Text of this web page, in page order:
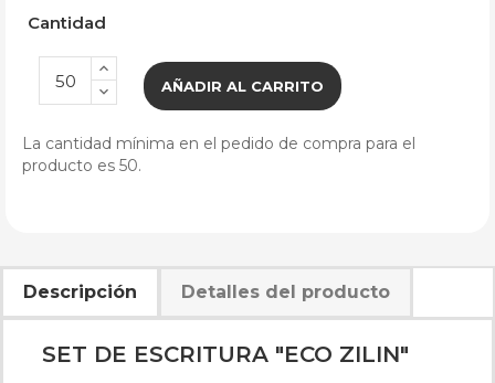
Cantidad
AÑADIR AL CARRITO
La cantidad mínima en el pedido de compra para el
producto es 50.
Descripción Detalles del producto
SET DE ESCRITURA "ECO ZILIN"